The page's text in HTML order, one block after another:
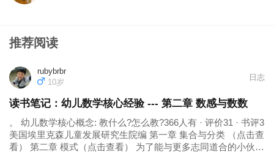
推荐阅读
rubybrbr
10岁
日志
读书笔记：幼儿数学核心经验 --- 第二章 数感与数数
。 幼儿数学核心概念: 教什么?怎么教?366人有 · 评价31 · 书评3
美国埃里克森儿童发展研究生院编 第一章 集合与分类 （点击查
看） 第二章 模式（点击查看） 为了能与更多志同道合的小伙伴